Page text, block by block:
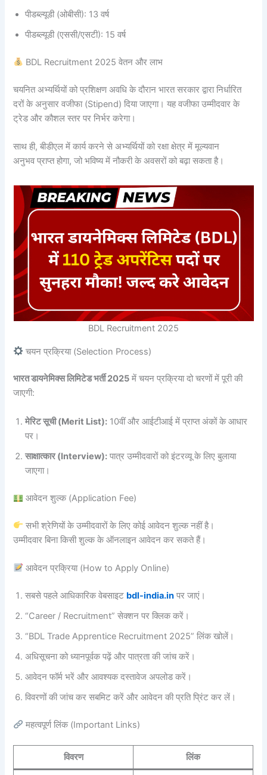
पीडब्ल्यूडी (ओबीसी): 13 वर्ष
पीडब्ल्यूडी (एससी/एसटी): 15 वर्ष
BDL Recruitment 2025 वेतन और लाभ
चयनित अभ्यर्थियों को प्रशिक्षण अवधि के दौरान भारत सरकार द्वारा निर्धारित
दरों के अनुसार वजीफा (Stipend) दिया जाएगा। यह वजीफा उम्मीदवार के
ट्रेड और कौशल स्तर पर निर्भर करेगा।
साथ ही, बीडीएल में कार्य करने से अभ्यर्थियों को रक्षा क्षेत्र में मूल्यवान
अनुभव प्राप्त होगा, जो भविष्य में नौकरी के अवसरों को बढ़ा सकता है।
BDL Recruitment 2025
चयन प्रक्रिया (Selection Process)
भारत डायनेमिक्स लिमिटेड भर्ती 2025 में चयन प्रक्रिया दो चरणों में पूरी की
जाएगी:
मेरिट सूची (Merit List): 10वीं और आईटीआई में प्राप्त अंकों के आधार
पर।
साक्षात्कार (Interview): पात्र उम्मीदवारों को इंटरव्यू के लिए बुलाया
जाएगा।
आवेदन शुल्क (Application Fee)
सभी श्रेणियों के उम्मीदवारों के लिए कोई आवेदन शुल्क नहीं है।
उम्मीदवार बिना किसी शुल्क के ऑनलाइन आवेदन कर सकते हैं।
आवेदन प्रक्रिया (How to Apply Online)
सबसे पहले आधिकारिक वेबसाइट bdl-india.in पर जाएं।
“Career / Recruitment” सेक्शन पर क्लिक करें।
“BDL Trade Apprentice Recruitment 2025” लिंक खोलें।
अधिसूचना को ध्यानपूर्वक पढ़ें और पात्रता की जांच करें।
आवेदन फॉर्म भरें और आवश्यक दस्तावेज अपलोड करें।
विवरणों की जांच कर सबमिट करें और आवेदन की प्रति प्रिंट कर लें।
महत्वपूर्ण लिंक (Important Links)
विवरण लिंक